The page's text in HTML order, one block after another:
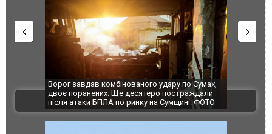
Ворог завдав комбінованого удару по Сумах,
двоє поранених. Ще десятеро постраждали
після атаки БПЛА по ринку на Сумщині. ФОТО
За 2000
склад
ВІДЕО